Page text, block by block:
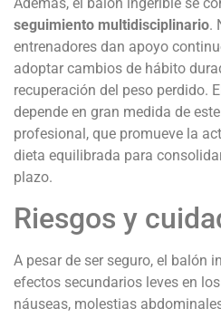
seguimiento multidisciplinario.
entrenadores dan apoyo
adoptar cambios de hábito
recuperación del peso perdido.
depende en gran medida de
profesional, que promueve la
dieta equilibrada para
plazo.
Riesgos y
A pesar de ser seguro, el balón
efectos secundarios leves en
náuseas, molestias